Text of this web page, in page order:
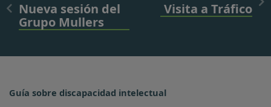
Nueva sesión del
Grupo Mullers
Visita a Tráfico
Guía sobre discapacidad intelectual